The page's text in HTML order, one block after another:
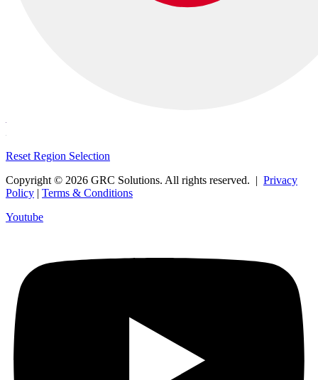
Reset Region Selection
Copyright © 2026 GRC Solutions. All rights reserved. | Privacy
Policy | Terms & Conditions
Youtube